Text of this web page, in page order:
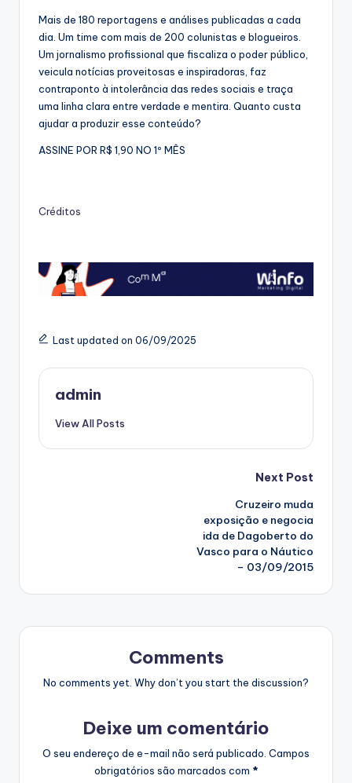
Mais de 180 reportagens e análises publicadas a cada
dia. Um time com mais de 200 colunistas e blogueiros.
Um jornalismo profissional que fiscaliza o poder público,
veicula notícias proveitosas e inspiradoras, faz
contraponto à intolerância das redes sociais e traça
uma linha clara entre verdade e mentira. Quanto custa
ajudar a produzir esse conteúdo?
ASSINE POR R$ 1,90 NO 1º MÊS
Créditos
Last updated on 06/09/2025
admin
View All Posts
Next Post
Cruzeiro muda
exposição e negocia
ida de Dagoberto do
Vasco para o Náutico
– 03/09/2015
Comments
No comments yet. Why don’t you start the discussion?
Deixe um comentário
O seu endereço de e-mail não será publicado. Campos
obrigatórios são marcados com *